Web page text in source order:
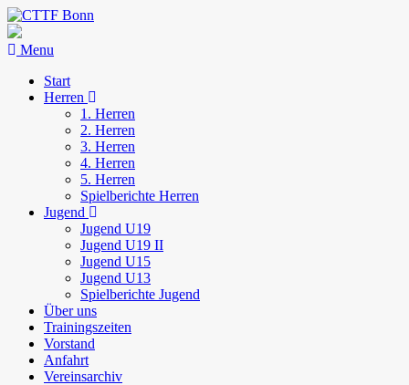
Menu
Start
Herren
1. Herren
2. Herren
3. Herren
4. Herren
5. Herren
Spielberichte Herren
Jugend
Jugend U19
Jugend U19 II
Jugend U15
Jugend U13
Spielberichte Jugend
Über uns
Trainingszeiten
Vorstand
Anfahrt
Vereinsarchiv